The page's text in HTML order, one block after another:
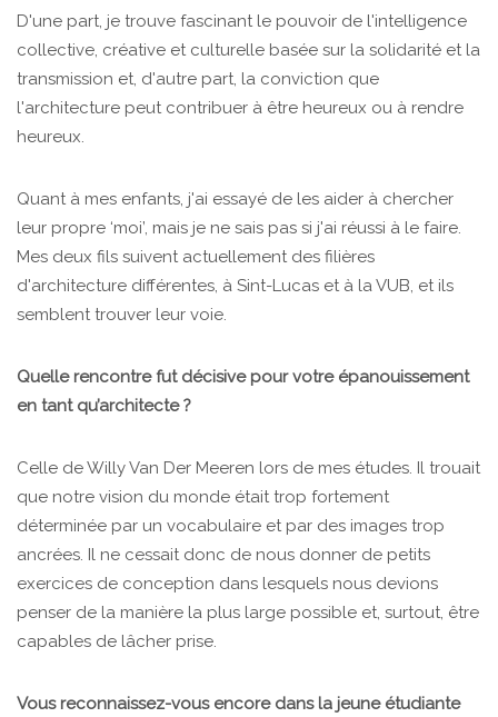
D'une part, je trouve fascinant le pouvoir de l'intelligence
collective, créative et culturelle basée sur la solidarité et la
transmission et, d'autre part, la conviction que
l'architecture peut contribuer à être heureux ou à rendre
heureux.
Quant à mes enfants, j'ai essayé de les aider à chercher
leur propre ‘moi’, mais je ne sais pas si j'ai réussi à le faire.
Mes deux fils suivent actuellement des filières
d'architecture différentes, à Sint-Lucas et à la VUB, et ils
semblent trouver leur voie.
Quelle rencontre fut décisive pour votre épanouissement
en tant qu’architecte ?
Celle de Willy Van Der Meeren lors de mes études. Il trouait
que notre vision du monde était trop fortement
déterminée par un vocabulaire et par des images trop
ancrées. Il ne cessait donc de nous donner de petits
exercices de conception dans lesquels nous devions
penser de la manière la plus large possible et, surtout, être
capables de lâcher prise.
Vous reconnaissez-vous encore dans la jeune étudiante